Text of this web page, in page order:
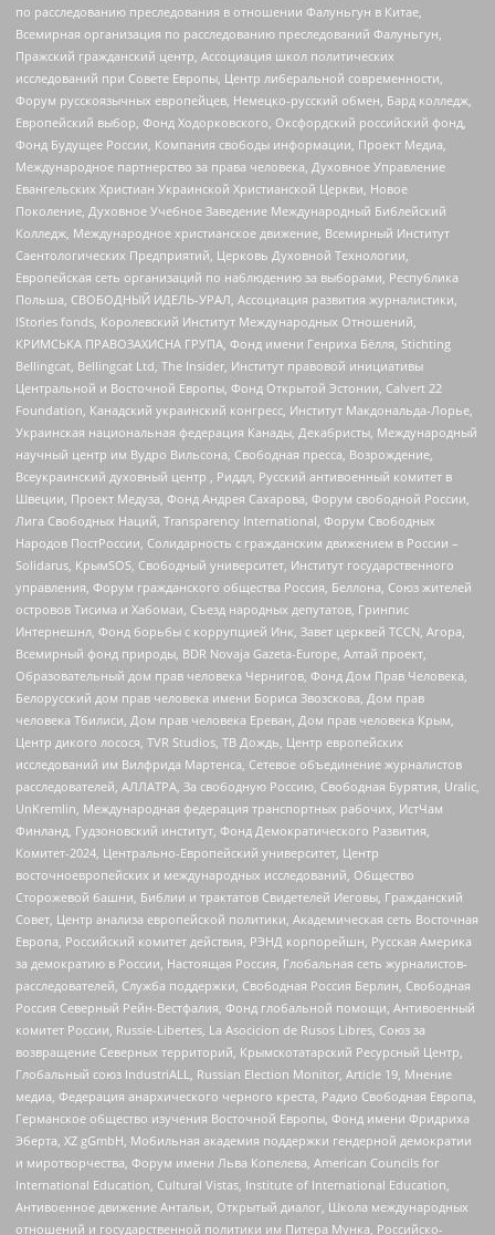
по расследованию преследования в отношении Фалуньгун в Китае,
Всемирная организация по расследованию преследований Фалуньгун,
Пражский гражданский центр, Ассоциация школ политических
исследований при Совете Европы, Центр либеральной современности,
Форум русскоязычных европейцев, Немецко-русский обмен, Бард колледж,
Европейский выбор, Фонд Ходорковского, Оксфордский российский фонд,
Фонд Будущее России, Компания свободы информации, Проект Медиа,
Международное партнерство за права человека, Духовное Управление
Евангельских Христиан Украинской Христианской Церкви, Новое
Поколение, Духовное Учебное Заведение Международный Библейский
Колледж, Международное христианское движение, Всемирный Институт
Саентологических Предприятий, Церковь Духовной Технологии,
Европейская сеть организаций по наблюдению за выборами, Республика
Польша, СВОБОДНЫЙ ИДЕЛЬ-УРАЛ, Ассоциация развития журналистики,
IStories fonds, Королевский Институт Международных Отношений,
КРИМСЬКА ПРАВОЗАХИСНА ГРУПА, Фонд имени Генриха Бёлля, Stichting
Bellingcat, Bellingcat Ltd, The Insider, Институт правовой инициативы
Центральной и Восточной Европы, Фонд Открытой Эстонии, Calvert 22
Foundation, Канадский украинский конгресс, Институт Макдональда-Лорье,
Украинская национальная федерация Канады, Декабристы, Международный
научный центр им Вудро Вильсона, Свободная пресса, Возрождение,
Всеукраинский духовный центр , Риддл, Русский антивоенный комитет в
Швеции, Проект Медуза, Фонд Андрея Сахарова, Форум свободной России,
Лига Свободных Наций, Transparеncy International, Форум Свободных
Народов ПостРоссии, Солидарность с гражданским движением в России –
Solidarus, КрымSOS, Свободный университет, Институт государственного
управления, Форум гражданского общества Россия, Беллона, Союз жителей
островов Тисима и Хабомаи, Съезд народных депутатов, Гринпис
Интернешнл, Фонд борьбы с коррупцией Инк, Завет церквей TCCN, Агора,
Всемирный фонд природы, BDR Novaja Gazeta-Europe, Алтай проект,
Образовательный дом прав человека Чернигов, Фонд Дом Прав Человека,
Белорусский дом прав человека имени Бориса Звозскова, Дом прав
человека Тбилиси, Дом прав человека Ереван, Дом прав человека Крым,
Центр дикого лосося, TVR Studios, ТВ Дождь, Центр европейских
исследований им Вилфрида Мартенса, Сетевое объединение журналистов
расследователей, АЛЛАТРА, За свободную Россию, Свободная Бурятия, Uralic,
UnKremlin, Международная федерация транспортных рабочих, ИстЧам
Финланд, Гудзоновский институт, Фонд Демократического Развития,
Комитет-2024, Центрально-Европейский университет, Центр
восточноевропейских и международных исследований, Общество
Сторожевой башни, Библии и трактатов Свидетелей Иеговы, Гражданский
Совет, Центр анализа европейской политики, Академическая сеть Восточная
Европа, Российский комитет действия, РЭНД корпорейшн, Русская Америка
за демократию в России, Настоящая Россия, Глобальная сеть журналистов-
расследователей, Служба поддержки, Свободная Россия Берлин, Свободная
Россия Северный Рейн-Вестфалия, Фонд глобальной помощи, Антивоенный
комитет России, Russie-Libertes, La Asocicion de Rusos Libres, Союз за
возвращение Северных территорий, Крымскотатарский Ресурсный Центр,
Глобальный союз IndustriALL, Russian Election Monitor, Article 19, Мнение
медиа, Федерация анархического черного креста, Радио Свободная Европа,
Германское общество изучения Восточной Европы, Фонд имени Фридриха
Эберта, XZ gGmbH, Мобильная академия поддержки гендерной демократии
и миротворчества, Форум имени Льва Копелева, American Councils for
International Education, Cultural Vistas, Institute of International Education,
Антивоенное движение Антальи, Открытый диалог, Школа международных
отношений и государственной политики им Питера Мунка, Российско-